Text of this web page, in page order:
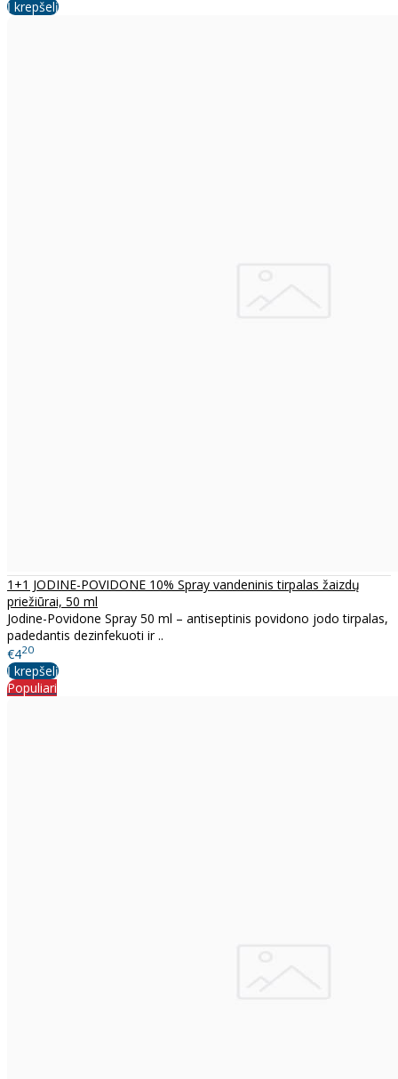
Į krepšelį
1+1 JODINE-POVIDONE 10% Spray vandeninis tirpalas žaizdų
priežiūrai, 50 ml
Jodine-Povidone Spray 50 ml – antiseptinis povidono jodo tirpalas,
padedantis dezinfekuoti ir ..
€420
Į krepšelį
Populiari